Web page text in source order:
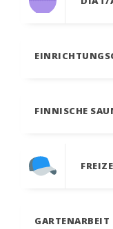
FINNISCHE
GARTENARBEIT